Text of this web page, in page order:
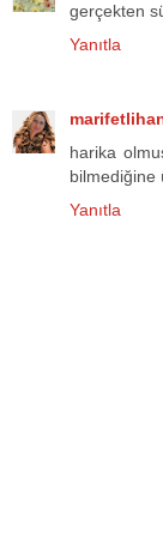
gerçekten
Yanıtla
harika
bilmediğine
Yanıtla